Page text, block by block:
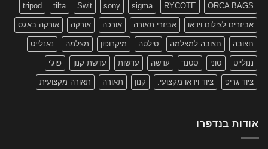
ORCA BAGS
RYCOTE
sigma
sony
Swit
tilta
tripod
אביזרים לצילום וידאו אביזרי תאורה אורכה אורקה אורקה באגס
חצובה חצובה למצלמה טילטה מיקרופון מצלמה נאנלייט
ננולייט סוני סטנד עדשה עדשות עדשת קנון פוג'י
ציוד גריפ ציוד וידאו מקצועי. קנון תאורה תאורה מקצועית
אודות בנדפרו